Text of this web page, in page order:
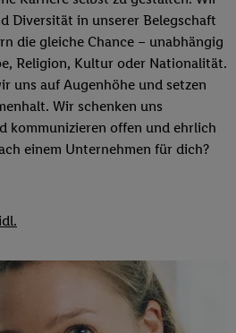
Diversität in unserer Belegschaft
die gleiche Chance – unabhängig
Religion, Kultur oder Nationalität.
uns auf Augenhöhe und setzen
Wir schenken uns
kommunizieren offen und ehrlich
einem Unternehmen für dich?